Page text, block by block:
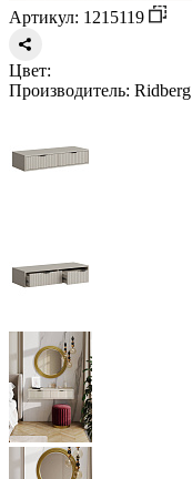
Артикул: 1215119
Цвет:
Производитель: Ridberg